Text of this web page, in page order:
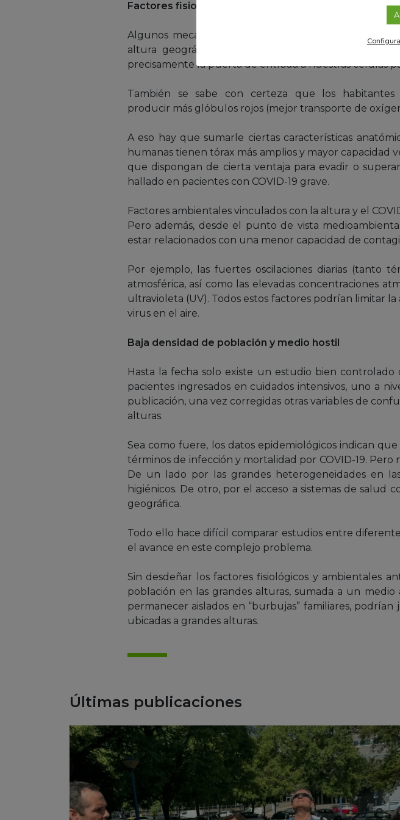
Factores fisiológicos y biológicos vinculados con la
Algunos mecanismos fisiológicos podrían justificar,
altura geográfica. Se cree que a gran altura
precisamente la puerta de entrada a nuestras células
También se sabe con certeza que los
producir más glóbulos rojos (mejor transporte de
A eso hay que sumarle ciertas características
humanas tienen tórax más amplios y mayor
que dispongan de cierta ventaja para evadir o
hallado en pacientes con COVID-19 grave.
Factores ambientales vinculados con la altura y el
Pero además, desde el punto de vista
estar relacionados con una menor capacidad de
Por ejemplo, las fuertes oscilaciones diarias (tanto
atmosférica, así como las elevadas concentraciones
ultravioleta (UV). Todos estos factores podrían limitar
virus en el aire.
Baja densidad de población y medio hostil
Hasta la fecha solo existe un estudio bien
pacientes ingresados en cuidados intensivos, uno a
publicación, una vez corregidas otras variables de
alturas.
Sea como fuere, los datos epidemiológicos indican
términos de infección y mortalidad por COVID-19. Pero
De un lado por las grandes heterogeneidades en
higiénicos. De otro, por el acceso a sistemas de salud
geográfica.
Todo ello hace difícil comparar estudios entre
el avance en este complejo problema.
Sin desdeñar los factores fisiológicos y ambientales
población en las grandes alturas, sumada a un
permanecer aislados en “burbujas” familiares,
ubicadas a grandes alturas.
Últimas publicaciones